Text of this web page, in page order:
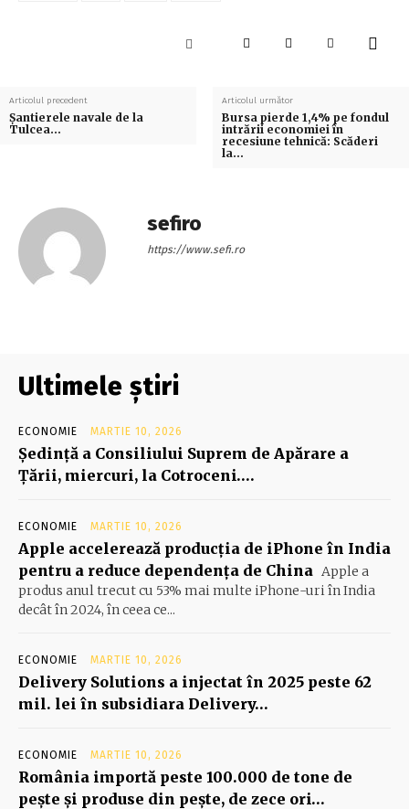
Articolul precedent
Şantierele navale de la
Tulcea…
Articolul următor
Bursa pierde 1,4% pe fondul
intrării economiei în
recesiune tehnică: Scăderi
la…
sefiro
https://www.sefi.ro
Ultimele știri
ECONOMIE MARTIE 10, 2026
Şedinţă a Consiliului Suprem de Apărare a
Ţării, miercuri, la Cotroceni….
ECONOMIE MARTIE 10, 2026
Apple accelerează producția de iPhone în India
pentru a reduce dependența de China Apple a
produs anul trecut cu 53% mai multe iPhone-uri în India
decât în 2024, în ceea ce...
ECONOMIE MARTIE 10, 2026
Delivery Solutions a injectat în 2025 peste 62
mil. lei în subsidiara Delivery…
ECONOMIE MARTIE 10, 2026
România importă peste 100.000 de tone de
peşte şi produse din peşte, de zece ori…